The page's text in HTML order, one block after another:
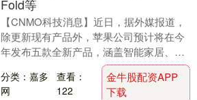
Fold等
【CNMO科技消息】近日，据外媒报道，
除更新现有产品外，苹果公司预计将在今
年发布五款全新产品，涵盖智能家居、笔
记本电脑、手机及可穿戴设备等多个领
域。 历经多年传....
分类：嘉多
网
查看：
122
金牛股配资APP
下载